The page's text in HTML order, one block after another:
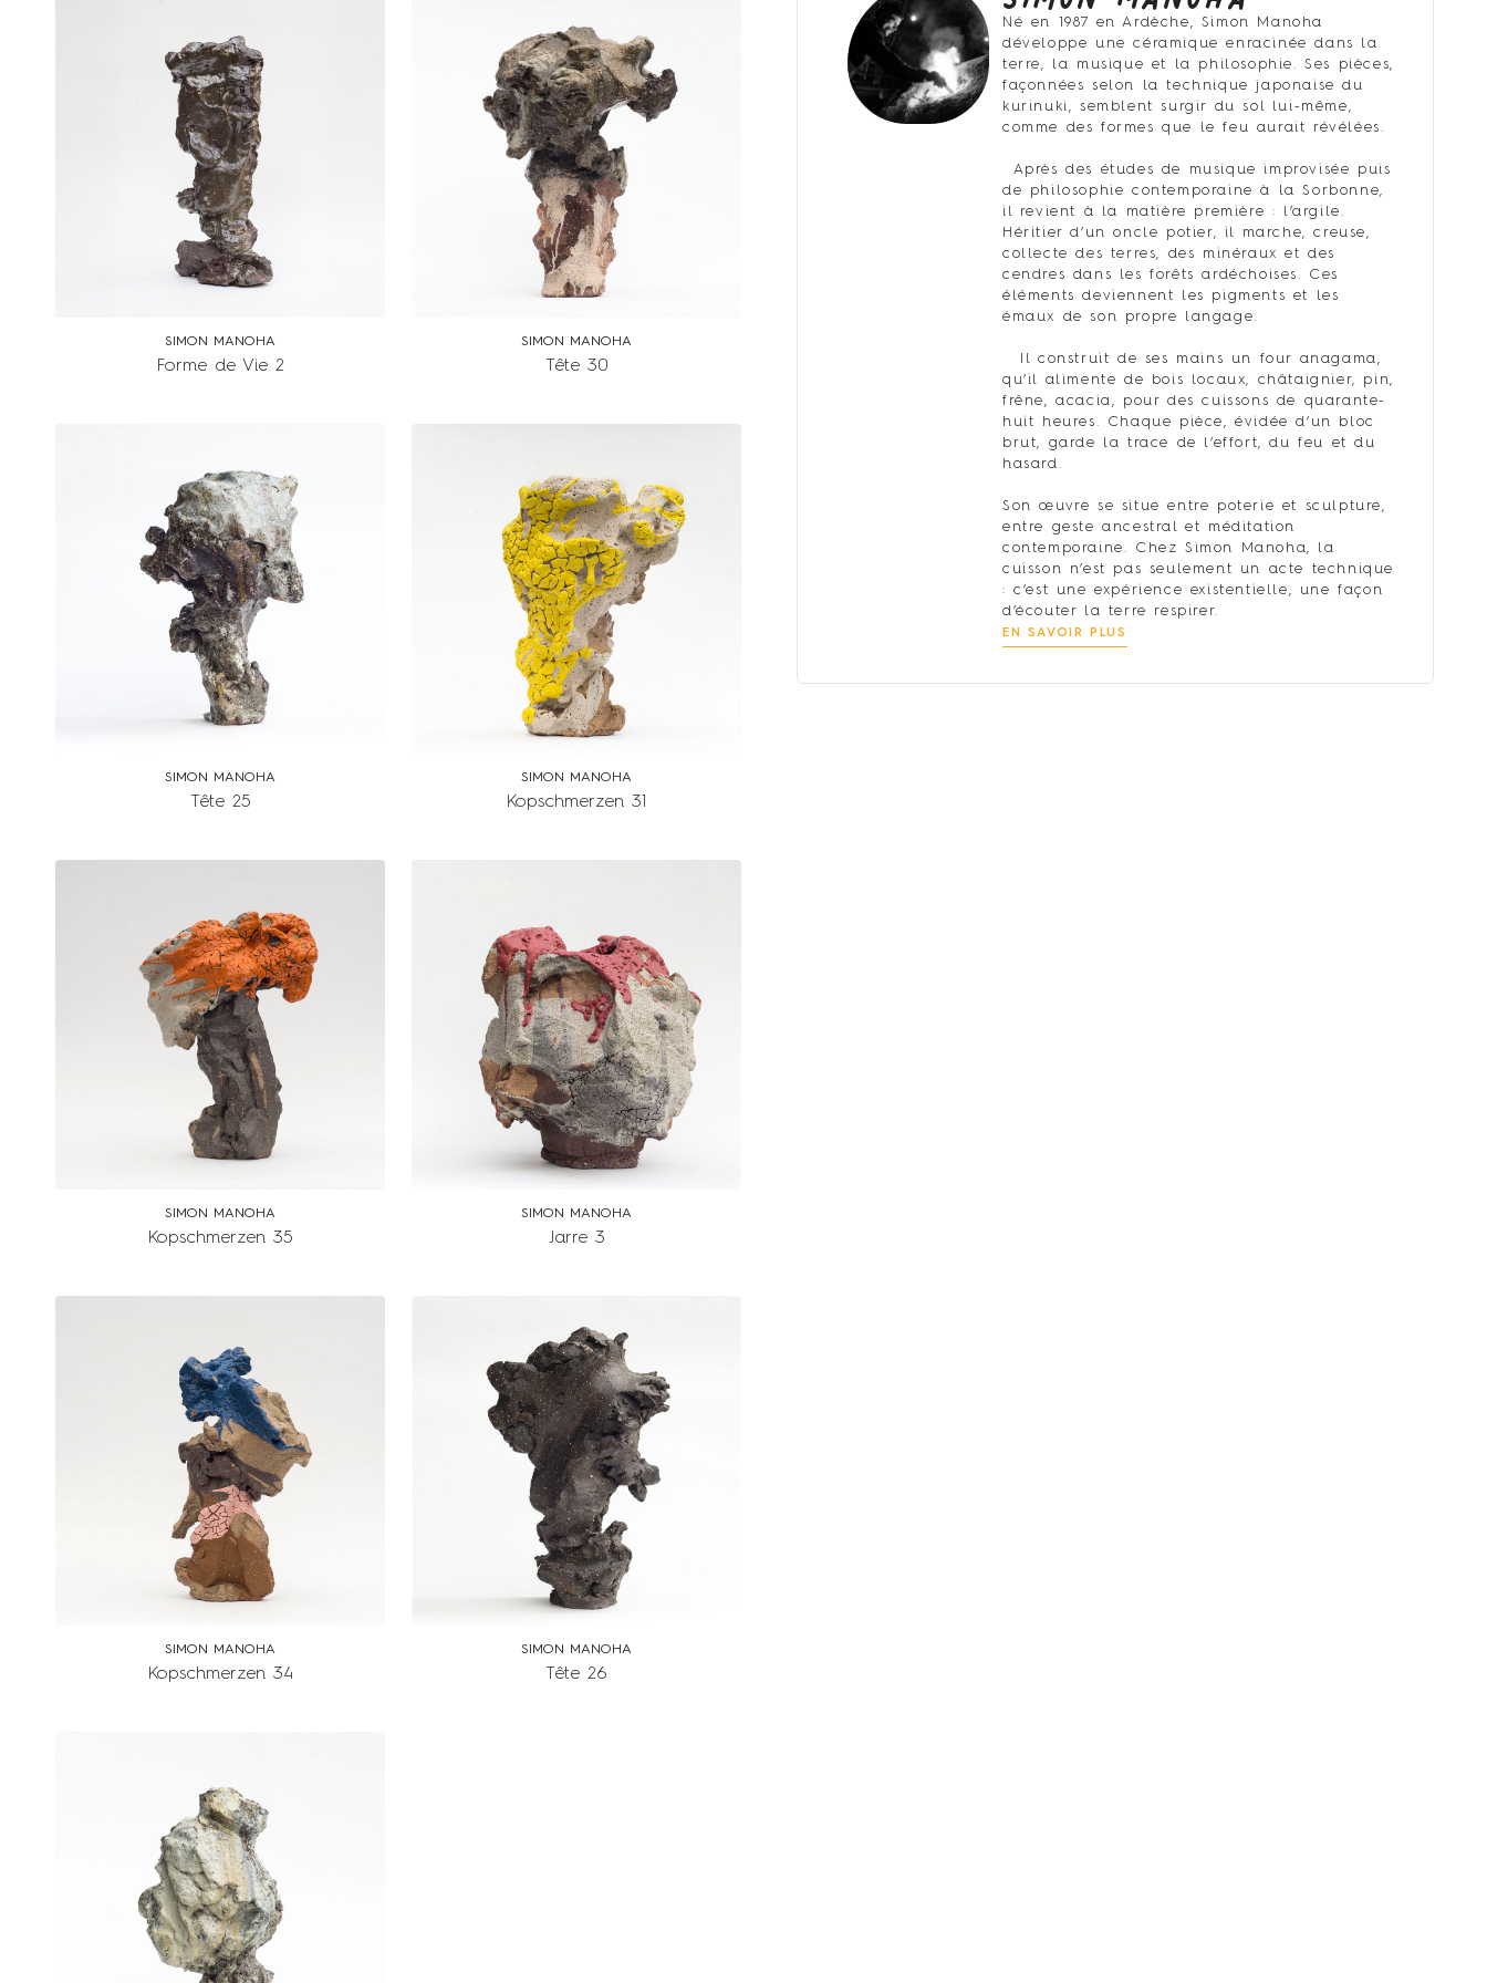
Né en 1987 en Ardèche, Simon Manoha
développe une céramique enracinée dans la
terre, la musique et la philosophie. Ses pièces,
façonnées selon la technique japonaise du
kurinuki, semblent surgir du sol lui-même,
comme des formes que le feu aurait révélées.
Après des études de musique improvisée puis
de philosophie contemporaine à la Sorbonne,
il revient à la matière première : l’argile.
Héritier d’un oncle potier, il marche, creuse,
collecte des terres, des minéraux et des
cendres dans les forêts ardéchoises. Ces
éléments deviennent les pigments et les
émaux de son propre langage.
Il construit de ses mains un four anagama,
qu’il alimente de bois locaux, châtaignier, pin,
frêne, acacia, pour des cuissons de quarante-
huit heures. Chaque pièce, évidée d’un bloc
brut, garde la trace de l’effort, du feu et du
hasard.
Son œuvre se situe entre poterie et sculpture,
entre geste ancestral et méditation
contemporaine. Chez Simon Manoha, la
cuisson n’est pas seulement un acte technique
: c’est une expérience existentielle, une façon
d’écouter la terre respirer.
EN SAVOIR PLUS
SIMON MANOHA
Forme de Vie 2
SIMON MANOHA
Tête 30
SIMON MANOHA
Tête 25
SIMON MANOHA
Kopschmerzen 31
SIMON MANOHA
Kopschmerzen 35
SIMON MANOHA
Jarre 3
SIMON MANOHA
Kopschmerzen 34
SIMON MANOHA
Tête 26